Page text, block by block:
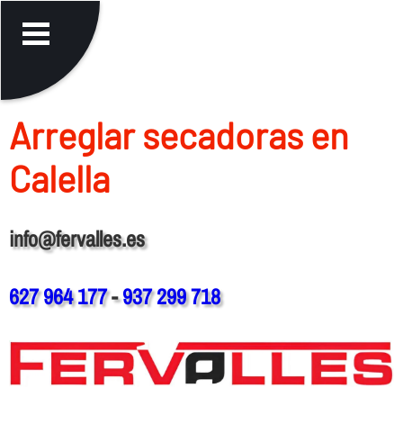
Arreglar secadoras en
Calella
info@fervalles.es
627 964 177-937 299 718